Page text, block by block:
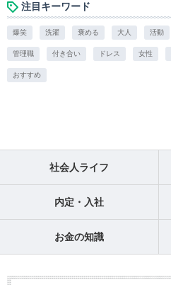
注目キーワード
爆笑 洗濯 褒める 大人 活動
管理職 付き合い ドレス 女性
おすすめ
社会人ライフ
内定・入社
お金の知識